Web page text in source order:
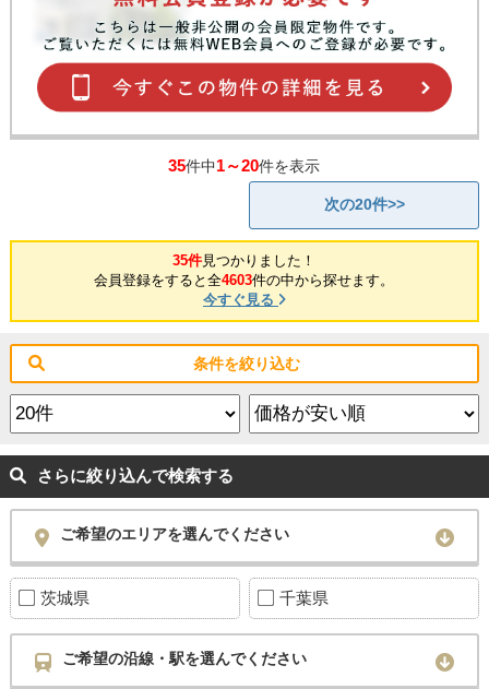
35件中1～20件を表示
次の20件>>
35件見つかりました！
会員登録をすると全4603件の中から探せます。
今すぐ見る
条件を絞り込む
さらに絞り込んで検索する
ご希望のエリアを選んでください
茨城県 千葉県
ご希望の沿線・駅を選んでください